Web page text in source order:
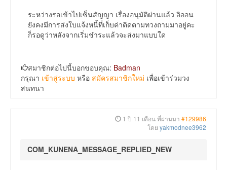
ระหว่างรอเข้าไปเซ็นสัญญา เรื่องอนุมัติผ่านแล้ว อิออน
ยังคงมีการส่งใบแจ้งหนี้ที่เก็บค่าติดตามทวงถามมาอยู่คะ
ก็รอดูว่าหลังจากเริ่มชำระแล้วจะส่งมาแบบใด
สมาชิกต่อไปนี้บอกขอบคุณ: Badman
กรุณา เข้าสู่ระบบ หรือ สมัครสมาชิกใหม่ เพื่อเข้าร่วมวง
สนทนา
1 ปี 11 เดือน ที่ผ่านมา #129986
โดย yakmodnee3962
COM_KUNENA_MESSAGE_REPLIED_NEW